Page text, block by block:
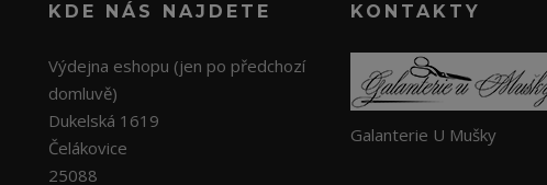
KDE NÁS NAJDETE
Výdejna eshopu (jen po předchozí
domluvě)
Dukelská 1619
Čelákovice
25088
KONTAKTY
Galanterie U Mušky